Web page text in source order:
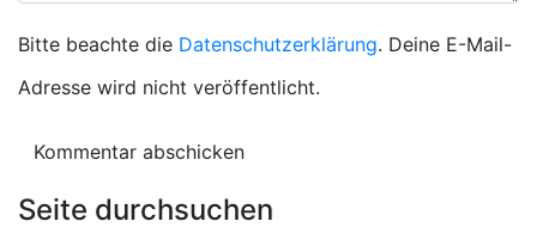
Bitte beachte die Datenschutzerklärung. Deine E-Mail-
Adresse wird nicht veröffentlicht.
Seite durchsuchen